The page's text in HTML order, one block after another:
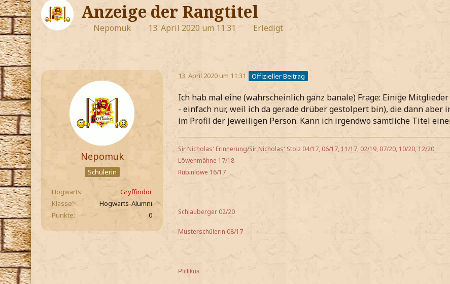
Anzeige der Rangtitel
Nepomuk 13. April 2020 um 11:31 Erledigt
Nepomuk
Schülerin
Hogwarts
Gryffindor
Klasse
Hogwarts-Alumni
Punkte
0
13. April 2020 um 11:31 Offizieller Beitrag
Ich hab mal eine (wahrscheinlich ganz banale) Frage: Einige
- einfach nur, weil ich da gerade drüber gestolpert bin), die dann aber
im Profil der jeweiligen Person. Kann ich irgendwo sämtliche Titel
Sir Nicholas' Erinnerung/Sir Nicholas' Stolz 04/17, 06/17, 11/17, 02/19, 07/20, 10/20, 12/20
Löwenmähne 17/18
Rubinlöwe 16/17
Schlauberger 02/20
Musterschülerin 08/17
Pfiffikus